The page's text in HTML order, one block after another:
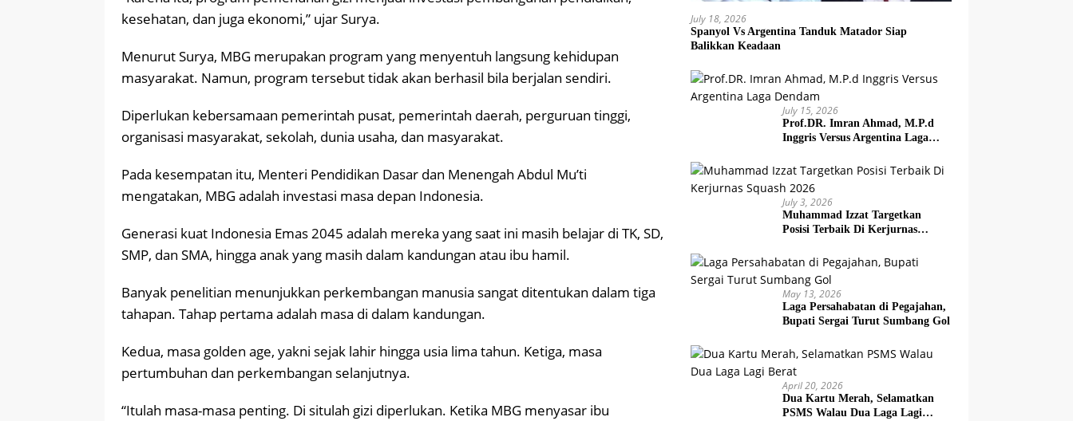
kesehatan, dan juga ekonomi,” ujar Surya.
Menurut Surya, MBG merupakan program yang menyentuh langsung kehidupan
masyarakat. Namun, program tersebut tidak akan berhasil bila berjalan sendiri.
Diperlukan kebersamaan pemerintah pusat, pemerintah daerah, perguruan tinggi,
organisasi masyarakat, sekolah, dunia usaha, dan masyarakat.
Pada kesempatan itu, Menteri Pendidikan Dasar dan Menengah Abdul Mu’ti
mengatakan, MBG adalah investasi masa depan Indonesia.
Generasi kuat Indonesia Emas 2045 adalah mereka yang saat ini masih belajar di TK, SD,
SMP, dan SMA, hingga anak yang masih dalam kandungan atau ibu hamil.
Banyak penelitian menunjukkan perkembangan manusia sangat ditentukan dalam tiga
tahapan. Tahap pertama adalah masa di dalam kandungan.
Kedua, masa golden age, yakni sejak lahir hingga usia lima tahun. Ketiga, masa
pertumbuhan dan perkembangan selanjutnya.
“Itulah masa-masa penting. Di situlah gizi diperlukan. Ketika MBG menyasar ibu
July 18, 2026
Spanyol Vs Argentina Tanduk Matador Siap
Balikkan Keadaan
July 15, 2026
Prof.DR. Imran Ahmad, M.P.d
Inggris Versus Argentina Laga
July 3, 2026
Muhammad Izzat Targetkan
Posisi Terbaik Di Kerjurnas
May 13, 2026
Laga Persahabatan di Pegajahan,
Bupati Sergai Turut Sumbang Gol
April 20, 2026
Dua Kartu Merah, Selamatkan
PSMS Walau Dua Laga Lagi